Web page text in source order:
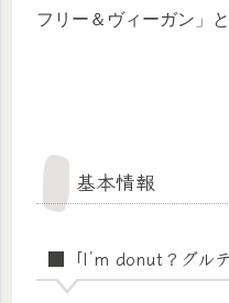
フリー＆ヴィーガン」
基本情報
■ 「I’m donut？グル